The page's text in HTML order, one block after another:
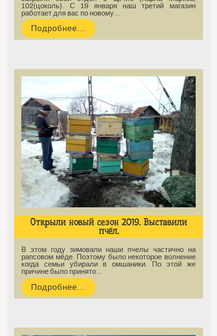
102(цоколь). С 19 января наш третий магазин
работает для вас по новому…
Подробнее...
Открыли новый сезон 2019. Выставили
пчёл.
В этом году зимовали наши пчелы частично на
рапсовом мёде. Поэтому было некоторое волнение
когда семьи убирали в омшаники. По этой же
причине было принято…
Подробнее...